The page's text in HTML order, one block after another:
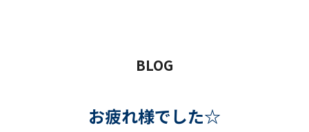
BLOG
お疲れ様でした☆